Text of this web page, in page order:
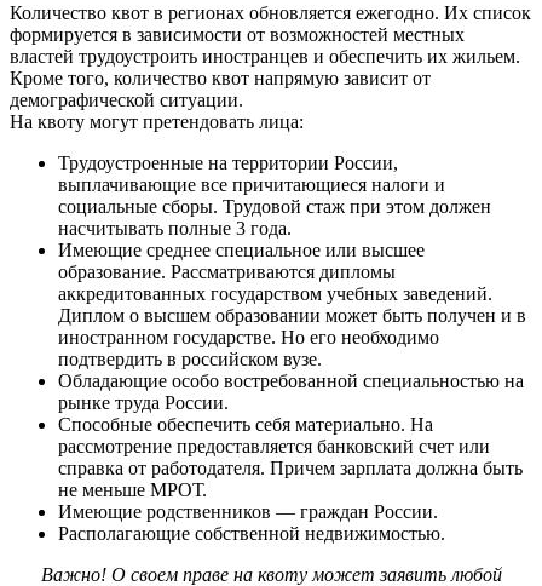
Количество квот в регионах обновляется ежегодно. Их список
формируется в зависимости от возможностей местных
властей трудоустроить иностранцев и обеспечить их жильем.
Кроме того, количество квот напрямую зависит от
демографической ситуации.
На квоту могут претендовать лица:
Трудоустроенные на территории России,
выплачивающие все причитающиеся налоги и
социальные сборы. Трудовой стаж при этом должен
насчитывать полные 3 года.
Имеющие среднее специальное или высшее
образование. Рассматриваются дипломы
аккредитованных государством учебных заведений.
Диплом о высшем образовании может быть получен и в
иностранном государстве. Но его необходимо
подтвердить в российском вузе.
Обладающие особо востребованной специальностью на
рынке труда России.
Способные обеспечить себя материально. На
рассмотрение предоставляется банковский счет или
справка от работодателя. Причем зарплата должна быть
не меньше МРОТ.
Имеющие родственников — граждан России.
Располагающие собственной недвижимостью.
Важно! О своем праве на квоту может заявить любой